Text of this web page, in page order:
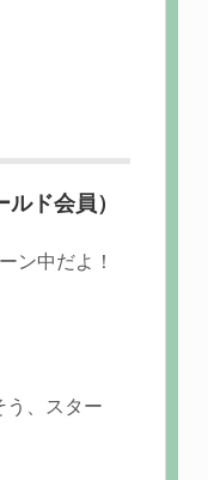
ド会員）
ン中だよ！
う、スター